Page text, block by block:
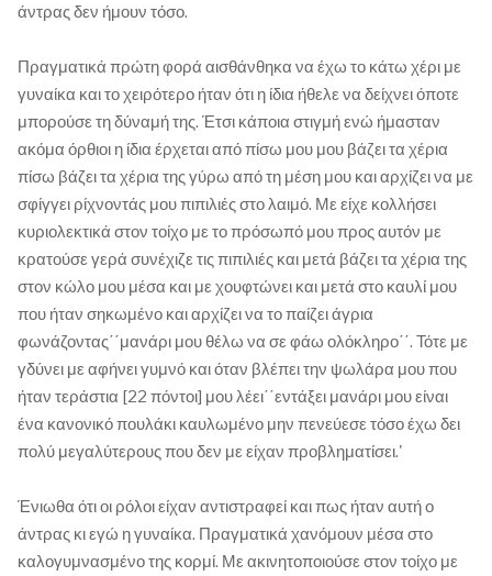
άντρας δεν ήμουν τόσο.
Πραγματικά πρώτη φορά αισθάνθηκα να έχω το κάτω χέρι με
γυναίκα και το χειρότερο ήταν ότι η ίδια ήθελε να δείχνει όποτε
μπορούσε τη δύναμή της. Έτσι κάποια στιγμή ενώ ήμασταν
ακόμα όρθιοι η ίδια έρχεται από πίσω μου μου βάζει τα χέρια
πίσω βάζει τα χέρια της γύρω από τη μέση μου και αρχίζει να με
σφίγγει ρίχνοντάς μου πιπιλιές στο λαιμό. Με είχε κολλήσει
κυριολεκτικά στον τοίχο με το πρόσωπό μου προς αυτόν με
κρατούσε γερά συνέχιζε τις πιπιλιές και μετά βάζει τα χέρια της
στον κώλο μου μέσα και με χουφτώνει και μετά στο καυλί μου
που ήταν σηκωμένο και αρχίζει να το παίζει άγρια
φωνάζοντας΄΄μανάρι μου θέλω να σε φάω ολόκληρο΄΄. Τότε με
γδύνει με αφήνει γυμνό και όταν βλέπει την ψωλάρα μου που
ήταν τεράστια [22 πόντοι] μου λέει΄΄εντάξει μανάρι μου είναι
ένα κανονικό πουλάκι καυλωμένο μην πενεύεσε τόσο έχω δει
πολύ μεγαλύτερους που δεν με είχαν προβληματίσει.'
Ένιωθα ότι οι ρόλοι είχαν αντιστραφεί και πως ήταν αυτή ο
άντρας κι εγώ η γυναίκα. Πραγματικά χανόμουν μέσα στο
καλογυμνασμένο της κορμί. Με ακινητοποιούσε στον τοίχο με